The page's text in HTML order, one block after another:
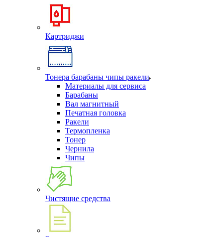
Картриджи
Тонера барабаны чипы ракели
Материалы для сервиса
Барабаны
Вал магнитный
Печатная головка
Ракели
Термопленка
Тонер
Чернила
Чипы
Чистящие средства